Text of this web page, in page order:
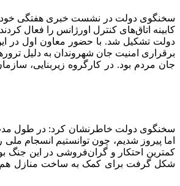
سخنگوی دولت در نشست خبری هفتگی خود
کابینه اتاق‌های کنترل اورژانس را فعال
دولت تشکیل شد. با حضور معاون اول در
برقراری امنیت جان شهروندان به دلیل
جان مردم بود. در کارگروه زیربنایی،
سخنگوی دولت خاطرنشان کرد: در طول مدت
اما پیروز شدیم، چون توانستیم انسجام
کمترین احتکار و گران‌فروشی در این جنگ
شکل گرفت برای کمک به ساخت منازل